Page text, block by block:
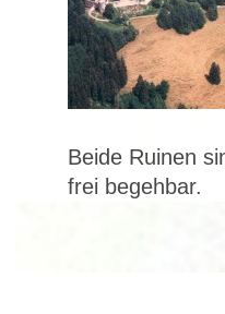
Beide Ruinen
frei begehbar.